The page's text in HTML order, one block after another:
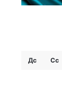
Дс Сс